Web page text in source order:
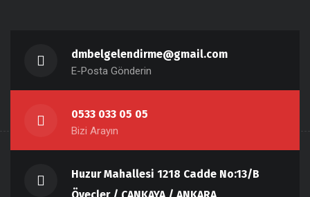
dmbelgelendirme@gmail.com
E-Posta Gönderin
0533 033 05 05
Bizi Arayın
Huzur Mahallesi 1218 Cadde No:13/B